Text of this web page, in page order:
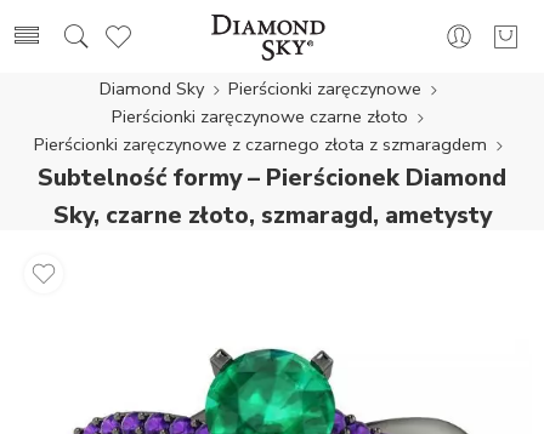
Diamond Sky
Pierścionki zaręczynowe
Pierścionki zaręczynowe czarne złoto
Pierścionki zaręczynowe z czarnego złota z szmaragdem
Subtelność formy – Pierścionek Diamond
Sky, czarne złoto, szmaragd, ametysty